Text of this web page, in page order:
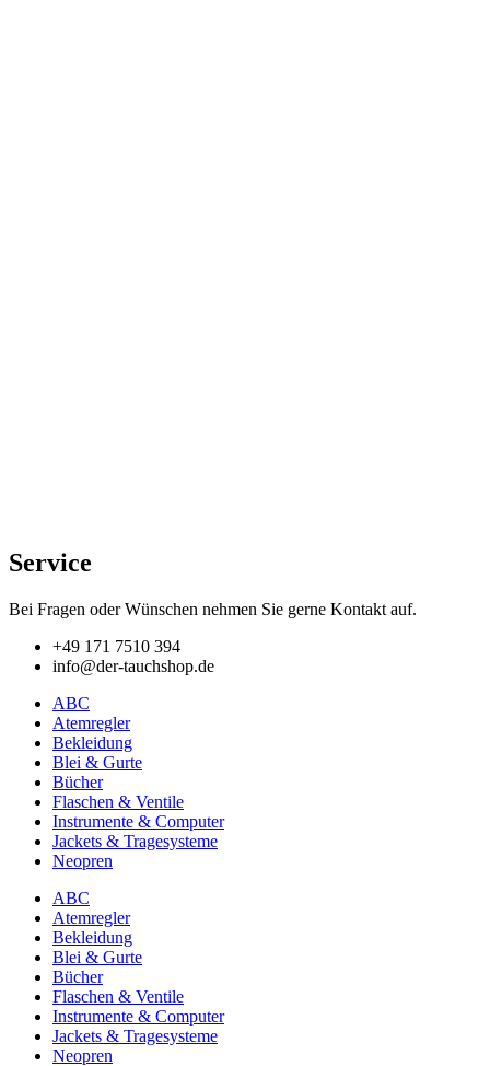
Service
Bei Fragen oder Wünschen nehmen Sie gerne Kontakt auf.
+49 171 7510 394
info@der-tauchshop.de
ABC
Atemregler
Bekleidung
Blei & Gurte
Bücher
Flaschen & Ventile
Instrumente & Computer
Jackets & Tragesysteme
Neopren
ABC
Atemregler
Bekleidung
Blei & Gurte
Bücher
Flaschen & Ventile
Instrumente & Computer
Jackets & Tragesysteme
Neopren